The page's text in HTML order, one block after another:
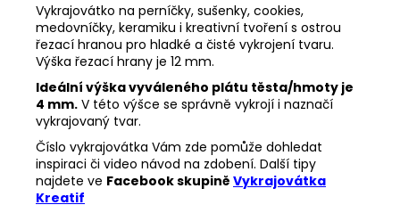
Vykrajovátko na perníčky, sušenky, cookies,
medovníčky, keramiku i kreativní tvoření s ostrou
řezací hranou pro hladké a čisté vykrojení tvaru.
Výška řezací hrany je 12 mm.
Ideální výška vyváleného plátu těsta/hmoty je
4 mm. V této výšce se správně vykrojí i naznačí
vykrajovaný tvar.
Číslo vykrajovátka Vám zde pomůže dohledat
inspiraci či video návod na zdobení. Další tipy
najdete ve Facebook skupině Vykrajovátka
Kreatif